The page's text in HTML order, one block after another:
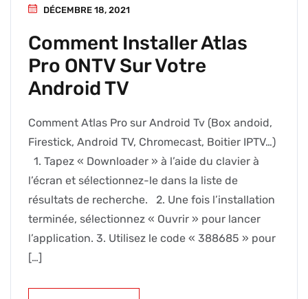
DÉCEMBRE 18, 2021
Comment Installer Atlas
Pro ONTV Sur Votre
Android TV
Comment Atlas Pro sur Android Tv (Box andoid,
Firestick, Android TV, Chromecast, Boitier IPTV…)
1. Tapez « Downloader » à l’aide du clavier à
l’écran et sélectionnez-le dans la liste de
résultats de recherche. 2. Une fois l’installation
terminée, sélectionnez « Ouvrir » pour lancer
l’application. 3. Utilisez le code « 388685 » pour
[…]